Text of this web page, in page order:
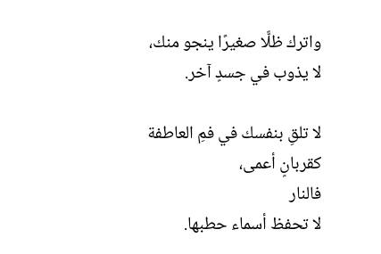
واترك ظلًّا صغيرًا ينجو منك،
لا يذوب في جسدٍ آخر.
لا تلقِ بنفسك في فمِ العاطفة
كقربانٍ أعمى،
فالنار
لا تحفظ أسماء حطبها.